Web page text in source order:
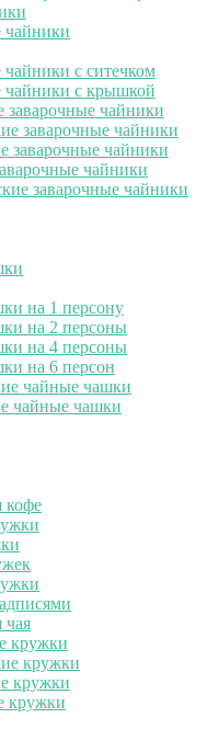
чайники
чайники с ситечком
чайники с крышкой
заварочные чайники
заварочные чайники
заварочные чайники
чайники
заварочные чайники
на 1 персону
на 2 персоны
на 4 персоны
на 6 персон
чайные чашки
чайные чашки
кофе
чая
кружки
кружки
кружки
кружки